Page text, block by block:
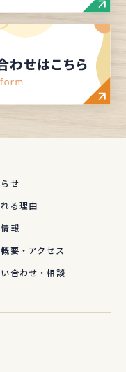
せ
る理由
報
要・アクセス
合わせ・相談